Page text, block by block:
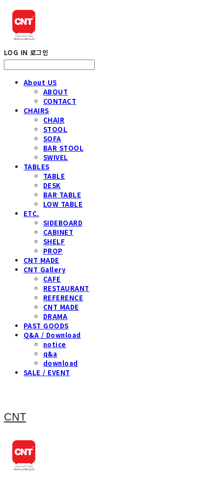
LOG IN 로그인
About US
ABOUT
CONTACT
CHAIRS
CHAIR
STOOL
SOFA
BAR STOOL
SWIVEL
TABLES
TABLE
DESK
BAR TABLE
LOW TABLE
ETC.
SIDEBOARD
CABINET
SHELF
PROP
CNT MADE
CNT Gallery
CAFE
RESTAURANT
REFERENCE
CNT MADE
DRAMA
PAST GOODS
Q&A / Download
notice
q&a
download
SALE / EVENT
CNT